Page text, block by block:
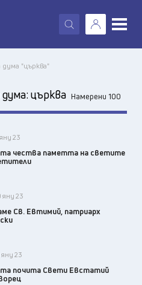
X
"църква"
църква Намерени 100
23
чества паметта на светите
яну 23
Св. Евтимий, патриарх
яну 23
почита Свети Евстатий